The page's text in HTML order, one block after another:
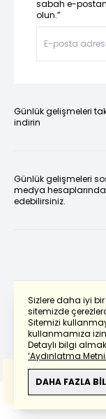
Sizlere daha iyi
sitemizde
Sitemizi
kullanmamıza
Detaylı bilgi
‘Aydınlatma
DAHA FAZLA
sabah e-
olun.”
Günlük gelişmeleri
indirin
Günlük gelişmeleri
medya
edebilirsiniz.
Powered
Bu çevirideGoogle
Anlam ve çeviri